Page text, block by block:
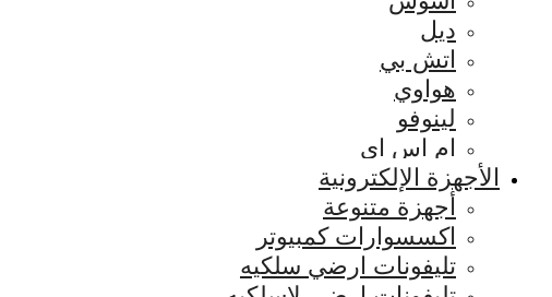
ديل
اتش بي
هواوي
لينوفو
ام اس اي
الأجهزة الإلكترونية
أجهزة متنوعة
اكسسوارات كمبيوتر
تليفونات ارضي سلكيه